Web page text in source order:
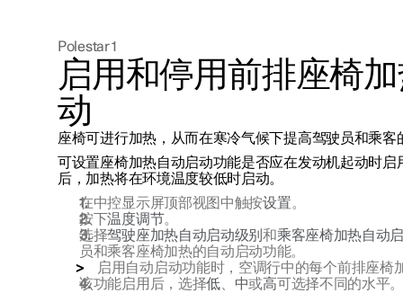
联系我们
极星官方二手车
探索Polestar 3
联系我们
公共充电
家庭充电
车主服务
新闻
注册新闻
Polestar 1
启用和停用前排座椅
动
座椅可进行加热，从而在寒冷气候下提高驾驶员和乘客
可设置座椅加热自动启动功能是否应在发动机起动时
后，加热将在环境温度较低时启动。
在中控显示屏顶部视图中触按设置。
按下温度调节。
选择驾驶座加热自动启动级别和乘客座椅加热自动
员和乘客座椅加热的自动启动功能。
启用自动启动功能时，空调行中的每个前排座椅
该功能启用后，选择低、 中或高可选择不同的水平